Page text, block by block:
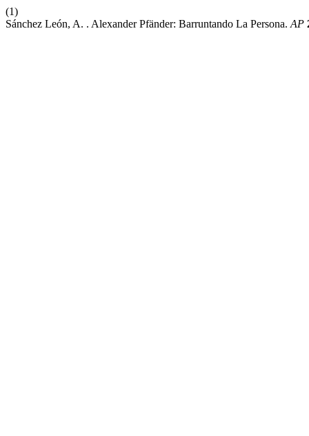
(1)
Sánchez León, A. . Alexander Pfänder: Barruntando La Persona. AP